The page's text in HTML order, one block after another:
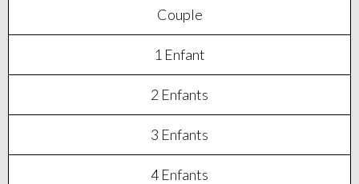
Couple
1 Enfant
2 Enfants
3 Enfants
4 Enfants